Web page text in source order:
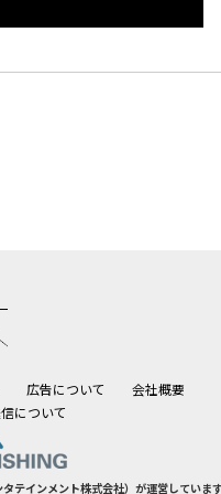
広告について
会社概要
について
テインメント株式会社）が運営していま